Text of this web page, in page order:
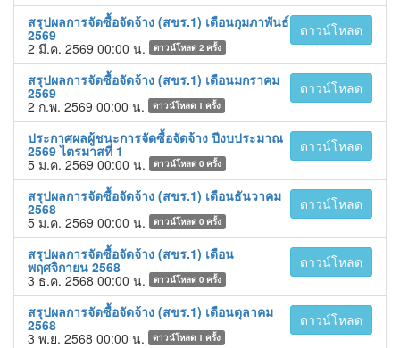
ดาวน์โหลด
สรุปผลการจัดซื้อจัดจ้าง (สขร.1) เดือนกุมภาพันธ์
2569
2 มี.ค. 2569 00:00 น. ดาวน์โหลด 2ครั้ง
ดาวน์โหลด
สรุปผลการจัดซื้อจัดจ้าง (สขร.1) เดือนมกราคม
2569
2 ก.พ. 2569 00:00 น. ดาวน์โหลด 1 ครั้ง
ดาวน์โหลด
ประกาศผลผู้ชนะการจัดซื้อจัดจ้าง ปีงบประมาณ
2569 ไตรมาสที่ 1
5 ม.ค. 2569 00:00 น. ดาวน์โหลด 0ครั้ง
ดาวน์โหลด
สรุปผลการจัดซื้อจัดจ้าง (สขร.1) เดือนธันวาคม
2568
5 ม.ค. 2569 00:00 น. ดาวน์โหลด 0ครั้ง
ดาวน์โหลด
สรุปผลการจัดซื้อจัดจ้าง (สขร.1) เดือน
พฤศจิกายน 2568
3 ธ.ค. 2568 00:00 น. ดาวน์โหลด 0ครั้ง
ดาวน์โหลด
สรุปผลการจัดซื้อจัดจ้าง (สขร.1) เดือนตุลาคม
2568
3 พ.ย. 2568 00:00 น. ดาวน์โหลด 1 ครั้ง